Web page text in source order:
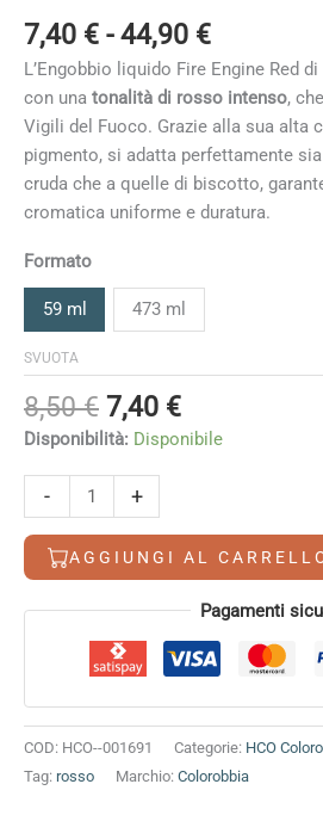
7,40 € - 44,90 €Fascia
di
prezzo:
da
7,40 €
a
44,90 €
L’Engobbio liquido Fire Engine Red
con una tonalità di rosso intenso,
Vigili del Fuoco. Grazie alla sua alta
pigmento, si adatta perfettamente
cruda che a quelle di biscotto,
cromatica uniforme e duratura.
Formato
59 ml 473 ml
SVUOTA
8,50€ Il
prezzo
era:
8,50 €.
7,40 €Il
prezzo
Disponibilità: Disponibile
-
Engine
Red
quantità
+
AGGIUNGI AL
Alternative: Pagamenti
COD: HCO--001691 Categorie: HCO
Tag: rosso Marchio: Colorobbia